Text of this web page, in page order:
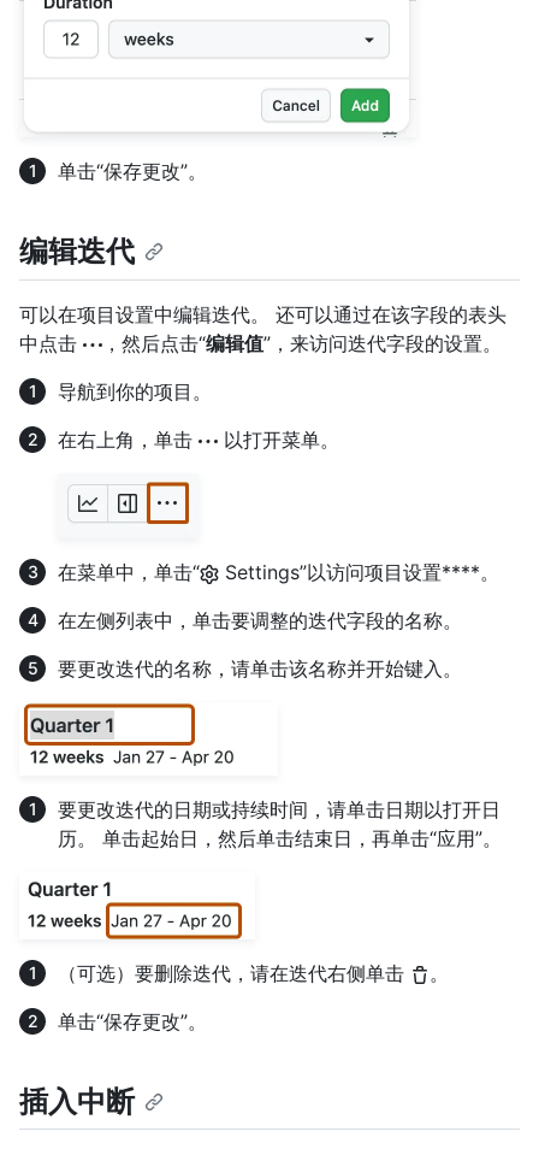
单击“保存更改”。
编辑迭代
可以在项目设置中编辑迭代。 还可以通过在该字段的表头
中点击
，然后点击“编辑值”，来访问迭代字段的设置。
导航到你的项目。
在右上角，单击
以打开菜单。
在菜单中，单击“
Settings”以访问项目设置****。
在左侧列表中，单击要调整的迭代字段的名称。
要更改迭代的名称，请单击该名称并开始键入。
要更改迭代的日期或持续时间，请单击日期以打开日
历。 单击起始日，然后单击结束日，再单击“应用”。
（可选）要删除迭代，请在迭代右侧单击
。
单击“保存更改”。
插入中断